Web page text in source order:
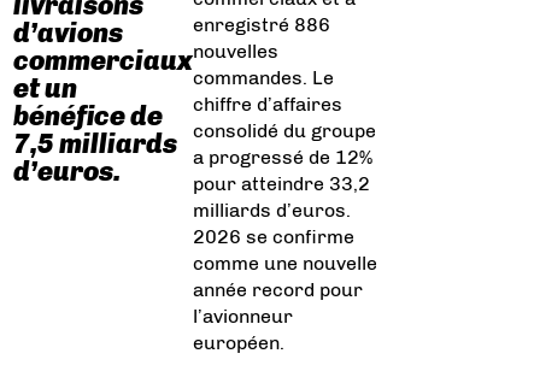
d’avions
commerciaux
et un
bénéfice de
7,5 milliards
d’euros.
enregistré 886
nouvelles
commandes. Le
chiffre d’affaires
consolidé du groupe
a progressé de 12%
pour atteindre 33,2
milliards d’euros.
2026 se confirme
comme une nouvelle
année record pour
l’avionneur
européen.